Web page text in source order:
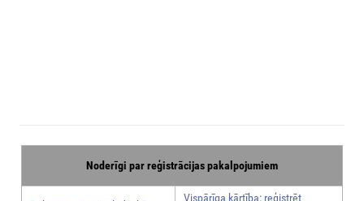
Noderīgi par reģistrācijas pakalpojumiem
Vispārīga kārtība: reģistrēt